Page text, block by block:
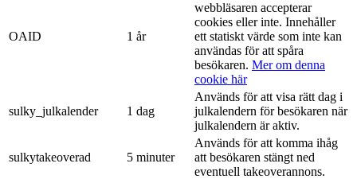
OAID 1 år
webbläsaren accepterar
cookies eller inte. Innehåller
ett statiskt värde som inte kan
användas för att spåra
besökaren. Mer om denna
cookie här
sulky_julkalender 1 dag
Används för att visa rätt dag i
julkalendern för besökaren när
julkalendern är aktiv.
sulkytakeoverad 5 minuter
Används för att komma ihåg
att besökaren stängt ned
eventuell takeoverannons.